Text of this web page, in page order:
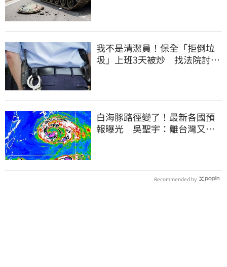
我不是清潔員！保全「拒倒垃
圾」上班3天被炒 找法院討公
白海豚路徑變了！最新各國預
報曝光 吳聖宇：離台灣又更
Recommended by